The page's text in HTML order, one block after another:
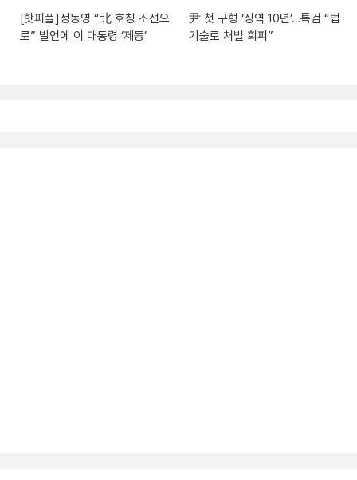
[핫피플]정동영 “北 호칭 조선으
로” 발언에 이 대통령 ‘제동’
尹 첫 구형 ‘징역 10년’…특검 “법
기술로 처벌 회피”